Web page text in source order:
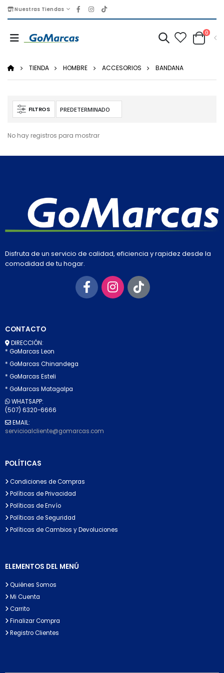
Nuestras Tiendas
0
TIENDA HOMBRE ACCESORIOS BANDANA
FILTROS
No hay registros para mostrar
Disfruta de un servicio de calidad, eficiencia y rapidez desde la
comodidad de tu hogar.
CONTACTO
DIRECCIÓN:
* GoMarcas Leon
* GoMarcas Chinandega
* GoMarcas Esteli
* GoMarcas Matagalpa
WHATSAPP:
(507) 6320-6666
EMAIL:
servicioalcliente@gomarcas.com
POLÍTICAS
Condiciones de Compras
Políticas de Privacidad
Políticas de Envío
Políticas de Seguridad
Políticas de Cambios y Devoluciones
ELEMENTOS DEL MENÚ
Quiénes Somos
Mi Cuenta
Carrito
Finalizar Compra
Registro Clientes